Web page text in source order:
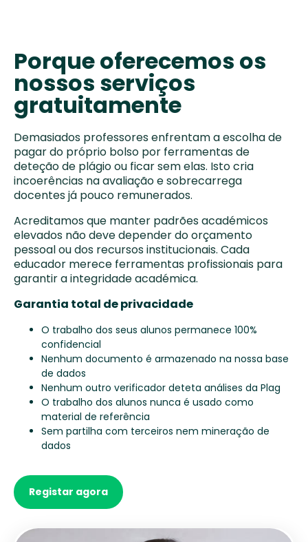
Porque oferecemos os
nossos serviços
gratuitamente
Demasiados professores enfrentam a escolha de
pagar do próprio bolso por ferramentas de
deteção de plágio ou ficar sem elas. Isto cria
incoerências na avaliação e sobrecarrega
docentes já pouco remunerados.
Acreditamos que manter padrões académicos
elevados não deve depender do orçamento
pessoal ou dos recursos institucionais. Cada
educador merece ferramentas profissionais para
garantir a integridade académica.
Garantia total de privacidade
O trabalho dos seus alunos permanece 100%
confidencial
Nenhum documento é armazenado na nossa base
de dados
Nenhum outro verificador deteta análises da Plag
O trabalho dos alunos nunca é usado como
material de referência
Sem partilha com terceiros nem mineração de
dados
Registar agora